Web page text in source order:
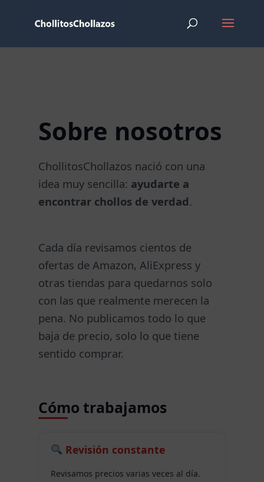
Sobre nosotros
ChollitosChollazos nació con una
idea muy sencilla: ayudarte a
encontrar chollos de verdad.
Cada día revisamos cientos de
ofertas de Amazon, AliExpress y
otras tiendas para quedarnos solo
con las que realmente merecen la
pena. No publicamos todo lo que
baja de precio, solo lo que tiene
sentido comprar.
Cómo trabajamos
Revisión constante
Revisamos precios varias veces al día.